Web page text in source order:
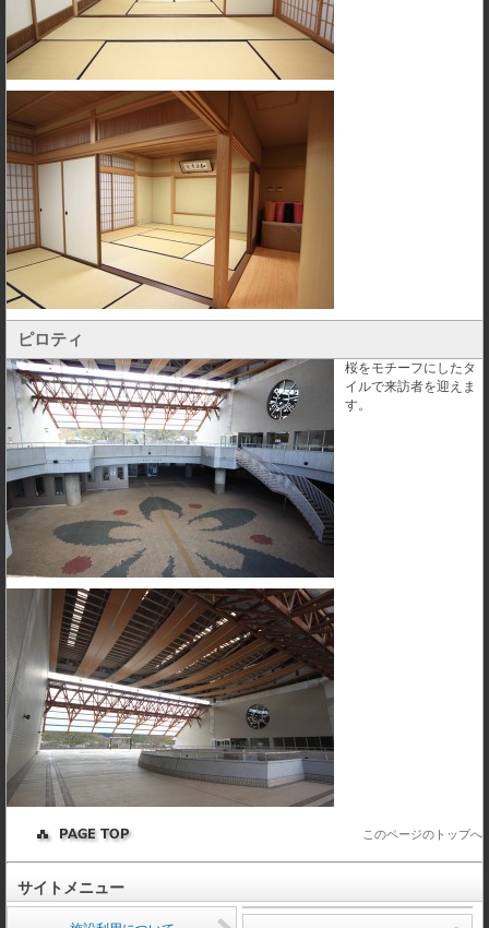
ピロティ
桜をモチーフにしたタ
イルで来訪者を迎えま
す。
このページのトップへ
サイトメニュー